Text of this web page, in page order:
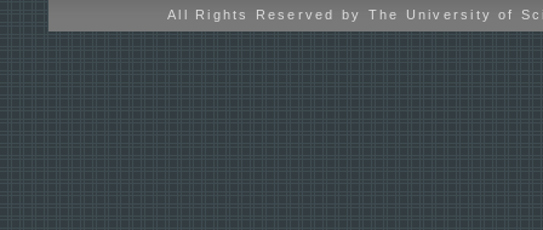
All Rights Reserved by The University of